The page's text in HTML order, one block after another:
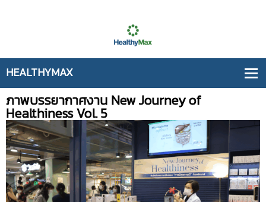
ภาพบรรยากาศงาน New Journey of
Healthiness Vol. 5